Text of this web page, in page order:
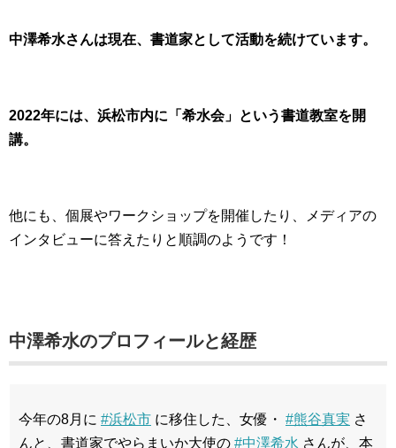
中澤希水さんは現在、書道家として活動を続けています。
2022年には、浜松市内に「希水会」という書道教室を開
講。
他にも、個展やワークショップを開催したり、メディアの
インタビューに答えたりと順調のようです！
中澤希水のプロフィールと経歴
今年の8月に #浜松市 に移住した、女優・ #熊谷真実 さ
んと、書道家でやらまいか大使の #中澤希水 さんが、本